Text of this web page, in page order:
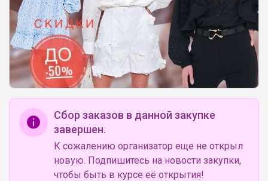
Сбор заказов в данной закупке
завершен.
К сожалению организатор еще не открыл
новую. Подпишитесь на новости закупки,
чтобы быть в курсе её открытия!